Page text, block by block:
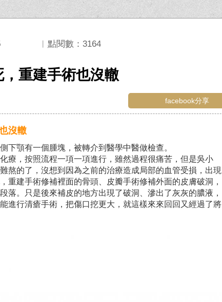
︱點閱數：3164
重建手術也沒轍
facebook分享
沒轍
下顎有一個腫塊，被轉介到醫學中醫做檢查。
療，按照流程一項一項進行，雖然過程很痛苦，但是吳小
熬的了，沒想到因為之前的治療造成局部的血管受損，出現
重建手術修補裡面的骨頭、皮瓣手術修補外面的皮膚破洞，
落。只是後來補皮的地方出現了破洞、滲出了灰灰的膿液，
進行清瘡手術，把傷口挖更大，就這樣來來回回又經過了將